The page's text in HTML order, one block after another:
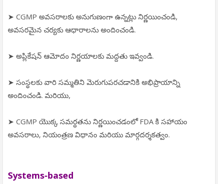
➤ CGMP అవసరాలకు అనుగుణంగా ఉన్నట్లు నిర్ణయించండి,
అవసరమైన చర్యకు ఆధారాలను అందించండి.
➤ అప్లికేషన్ ఆమోదం నిర్ణయాలకు మద్దతు ఇవ్వండి.
➤ సంస్థలకు వారి సమ్మతిని మెరుగుపరచడానికి అభిప్రాయాన్ని
అందించండి. మరియు,
➤ CGMP యొక్క సమర్ధతను నిర్ణయించడంలో FDA కి సహాయం
అవసరాలు, నియంత్రణ విధానం మరియు మార్గదర్శకత్వం.
Systems-based